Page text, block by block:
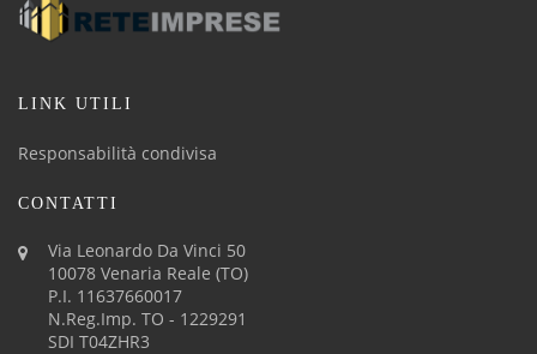
LINK UTILI
Responsabilità condivisa
CONTATTI
Via Leonardo Da Vinci 50
10078 Venaria Reale (TO)
P.I. 11637660017
N.Reg.Imp. TO - 1229291
SDI T04ZHR3